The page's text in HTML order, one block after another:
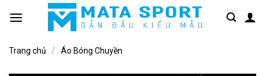
qua
dungTrang chủ / Áo Bóng Chuyền